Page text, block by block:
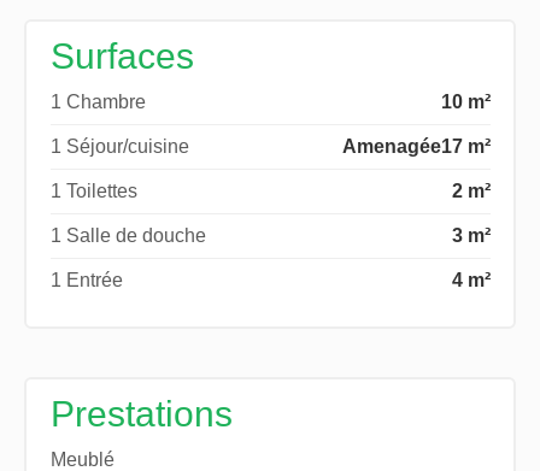
Surfaces
1 Chambre 10 m²
1 Séjour/cuisine 17 m²
Amenagée
1 Toilettes 2 m²
1 Salle de douche 3 m²
1 Entrée 4 m²
Prestations
Meublé